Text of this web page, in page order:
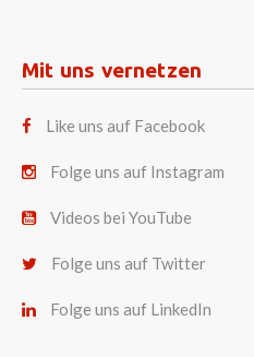
Mit uns vernetzen
Like uns auf Facebook
Folge uns auf Instagram
Videos bei YouTube
Folge uns auf Twitter
Folge uns auf LinkedIn